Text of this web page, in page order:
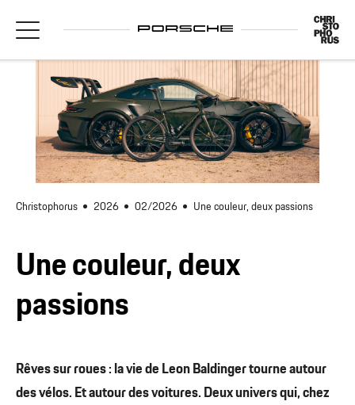
Christophorus 2026 02/2026 Une couleur, deux passions
Une couleur, deux
passions
Rêves sur roues : la vie de Leon Baldinger tourne autour
des vélos. Et autour des voitures. Deux univers qui, chez